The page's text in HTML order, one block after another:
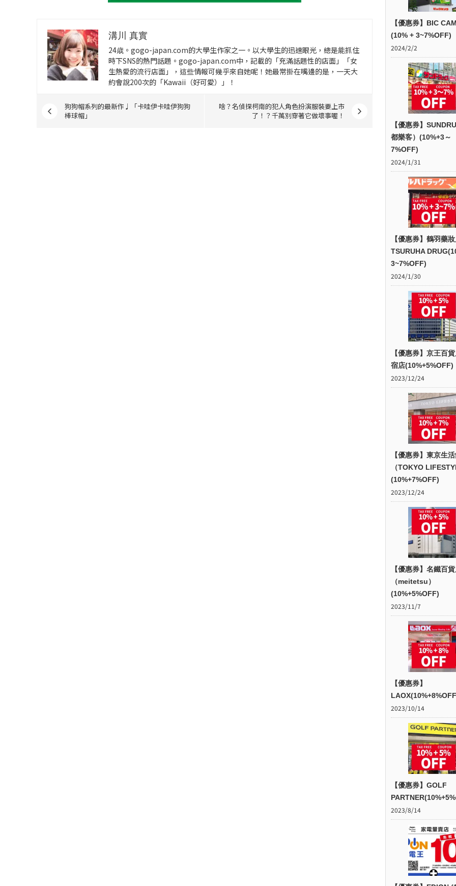
溝川 真實
24歳。gogo-japan.com的大學生作家之一。以大學生的迅速眼光，總是能抓住
時下SNS的熱門話題。gogo-japan.com中，記載的「充滿話題性的店面」「女
生熱愛的流行店面」，這些情報可幾乎來自她呢！她最常掛在嘴邊的是，一天大
約會說200次的「Kawaii（好可愛）」！
狗狗帽系列的最新作♩「卡哇伊卡哇伊狗狗
棒球帽」
啥？名偵探柯南的犯人角色扮演服裝要上市
了！？千萬別穿著它做壞事喔！
【優惠券】BIC
(10% + 3~7%OFF)
2024/2/2
【優惠券】
都樂客）(10%+3～
7%OFF)
2024/1/31
【優惠券】鶴羽藥
TSURUHA
3~7%OFF)
2024/1/30
【優惠券】京王百
宿店(10%+5%OFF)
2023/12/24
【優惠券】東京生
（TOKYO
(10%+7%OFF)
2023/12/24
【優惠券】名鐵百
（meitetsu）
(10%+5%OFF)
2023/11/7
【優惠券】
2023/10/14
【優惠券】GOLF
2023/8/14